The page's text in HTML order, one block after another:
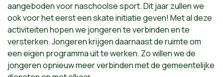
aangeboden voor naschoolse sport. Dit jaar zullen we
ook voor het eerst een skate initiatie geven! Met al deze
activiteiten hopen we jongeren te verbinden en te
versterken. Jongeren krijgen daarnaast de ruimte om
een eigen programma uit te werken. Zo willen we de
jongeren opnieuw meer verbinden met de gemeentelijke